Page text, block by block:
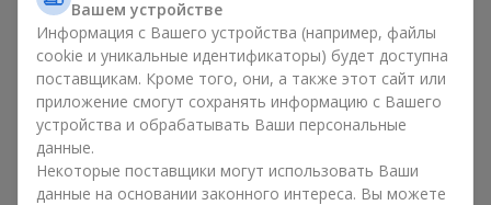
красота и вкус в одном
подарке
Торты с живыми цветами — это современное сочетание
флористики и гастрономической эстетики. Эксклюзивный
десерт в паре с
стильно и подчёркивает значимость события —дня
рождения ,рождения ребёнкаиликорпоратива.
Вашем устройстве
Информация с Вашего устройства (например, файлы
cookie и уникальные идентификаторы) будет доступна
поставщикам. Кроме того, они, а также этот сайт или
приложение смогут сохранять информацию с Вашего
устройства и обрабатывать Ваши персональные
данные.
Некоторые поставщики могут использовать Ваши
данные на основании законного интереса. Вы можете